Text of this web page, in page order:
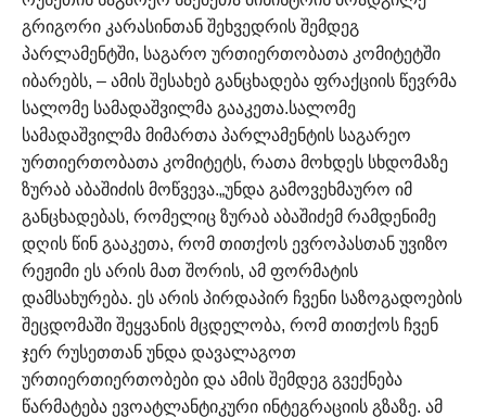
გრიგორი კარასინთან შეხვედრის შემდეგ
პარლამენტში, საგარო ურთიერთობათა კომიტეტში
იბარებს, – ამის შესახებ განცხადება ფრაქციის წევრმა
სალომე სამადაშვილმა გააკეთა.სალომე
სამადაშვილმა მიმართა პარლამენტის საგარეო
ურთიერთობათა კომიტეტს, რათა მოხდეს სხდომაზე
ზურაბ აბაშიძის მოწვევა.„უნდა გამოვეხმაურო იმ
განცხადებას, რომელიც ზურაბ აბაშიძემ რამდენიმე
დღის წინ გააკეთა, რომ თითქოს ევროპასთან უვიზო
რეჟიმი ეს არის მათ შორის, ამ ფორმატის
დამსახურება. ეს არის პირდაპირ ჩვენი საზოგადოების
შეცდომაში შეყვანის მცდელობა, რომ თითქოს ჩვენ
ჯერ რუსეთთან უნდა დავალაგოთ
ურთიერთიერთობები და ამის შემდეგ გვექნება
წარმატება ევოატლანტიკური ინტეგრაციის გზაზე. ამ